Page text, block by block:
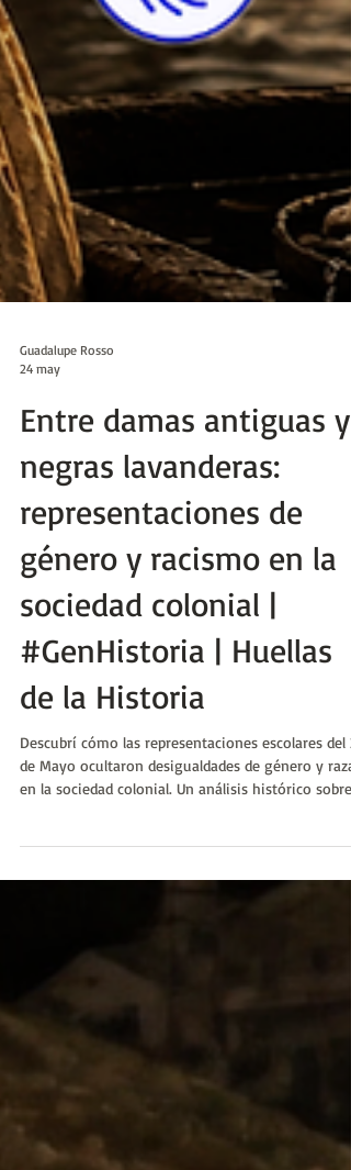
24 may
Entre damas antiguas y
negras lavanderas:
representaciones de
género y racismo en la
sociedad colonial |
#GenHistoria | Huellas
de la Historia
Descubrí cómo las representaciones escolares del
en el Río de la Plata.